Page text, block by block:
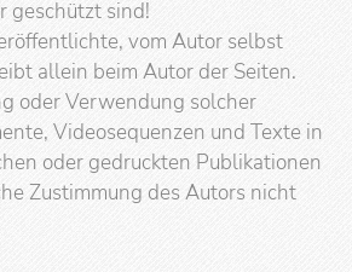
geschützt sind!
vom Autor selbst
allein beim Autor der Seiten.
oder Verwendung solcher
Videosequenzen und Texte in
oder gedruckten Publikationen
Zustimmung des Autors nicht